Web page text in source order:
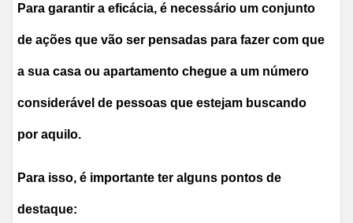
Para garantir a eficácia, é necessário um conjunto
de ações que vão ser pensadas para fazer com que
a sua casa ou apartamento chegue a um número
considerável de pessoas que estejam buscando
por aquilo.
Para isso, é importante ter alguns pontos de
destaque: